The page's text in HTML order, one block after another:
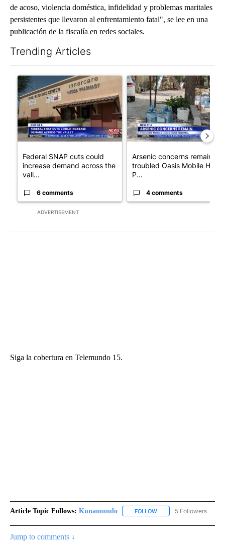
de acoso, violencia doméstica, infidelidad y problemas maritales
persistentes que llevaron al enfrentamiento fatal", se lee en una
publicación de la fiscalía en redes sociales.
Trending Articles
ADVERTISEMENT
A trending article titled "Federal SNAP cuts could increase
Federal SNAP cuts could
increase demand across the
vall...
6 comments
A trending article titled
Arsenic concerns remain at
troubled Oasis Mobile Home
P...
4 comments
Siga la cobertura en Telemundo 15.
Article Topic Follows: Kunamundo FOLLOW FOLLOW5 Followers
Jump to comments ↓